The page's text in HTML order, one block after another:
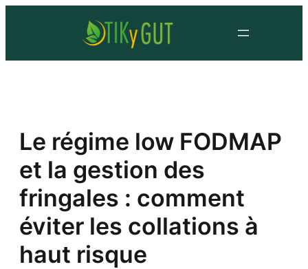
Le régime low FODMAP
et la gestion des
fringales : comment
éviter les collations à
haut risque